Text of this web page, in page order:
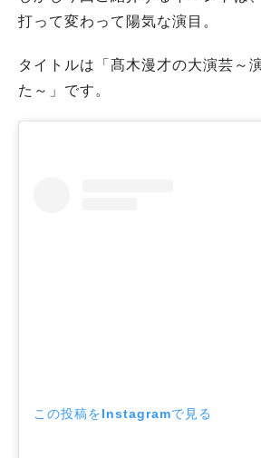
打って変わって陽気な演目。
タイトルは「髙木漫才の大演芸～
た～」です。
この投稿をInstagramで見る